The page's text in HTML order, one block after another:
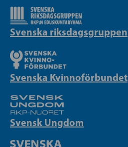
Svenska riksdagsgruppen
Svenska Kvinnoförbundet
Svensk Ungdom